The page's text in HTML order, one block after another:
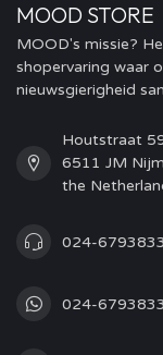
MOOD STORE
MOOD's missie?
shopervaring waar
nieuwsgierigheid
Houtstraat
6511 JM
the
024-6793833
024-6793833